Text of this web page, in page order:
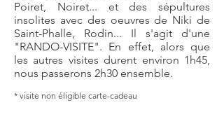
Poiret, Noiret... et des sépultures
insolites avec des oeuvres de Niki de
Saint-Phalle, Rodin... Il s'agit d'une
"RANDO-VISITE". En effet, alors que
les autres visites durent environ 1h45,
nous passerons 2h30 ensemble.
* visite non éligible carte-cadeau